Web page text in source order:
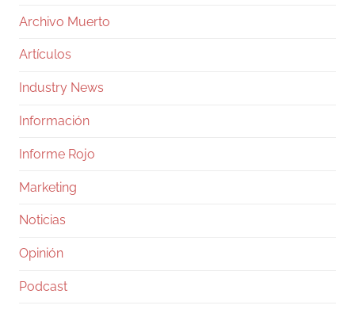
Archivo Muerto
Artículos
Industry News
Información
Informe Rojo
Marketing
Noticias
Opinión
Podcast